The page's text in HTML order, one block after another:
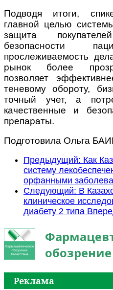
Подводя итоги,
главной целью
защита
безопасности
прослеживаемость
рынок более
позволяет
теневому обороту,
точный учет, а
качественные и
препараты.
Подготовила Ольга
Предыдущий: Как
систему
орфанными
Следующий: В
клиническое
диабету 2 типа
Реклама